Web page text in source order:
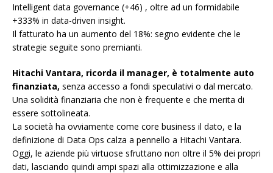
Intelligent data governance (+46) , oltre ad un formidabile
+333% in data-driven insight.
Il fatturato ha un aumento del 18%: segno evidente che le
strategie seguite sono premianti.
Hitachi Vantara, ricorda il manager, è totalmente auto
finanziata, senza accesso a fondi speculativi o dal mercato.
Una solidità finanziaria che non è frequente e che merita di
essere sottolineata.
La società ha ovviamente come core business il dato, e la
definizione di Data Ops calza a pennello a Hitachi Vantara.
Oggi, le aziende più virtuose sfruttano non oltre il 5% dei propri
dati, lasciando quindi ampi spazi alla ottimizzazione e alla